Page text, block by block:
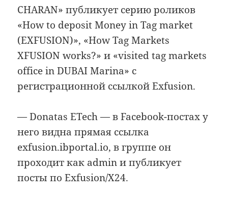
CHARAN» публикует серию роликов
«How to deposit Money in Tag market
(EXFUSION)», «How Tag Markets
XFUSION works?» и «visited tag markets
office in DUBAI Marina» с
регистрационной ссылкой Exfusion.
— Donatas ETech — в Facebook-постах у
него видна прямая ссылка
exfusion.ibportal.io, в группе он
проходит как admin и публикует
посты по Exfusion/X24.